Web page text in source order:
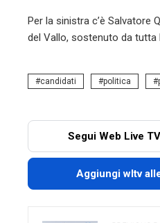
Per la sinistra c’è Salvatore
del Vallo, sostenuto da tutta
candidati politica
Segui Web Live
Aggiungi wltv